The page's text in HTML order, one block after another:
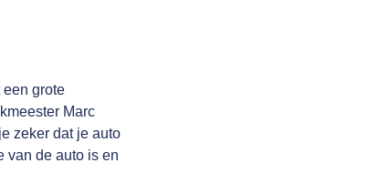
grote
Marc
zeker dat je auto
van de auto is en